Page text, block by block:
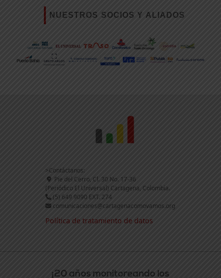
NUESTROS SOCIOS Y ALIADOS
>Contáctanos:
Pie del Cerro, Cl. 30 No. 17-36
(Periódico El Universal) Cartagena, Colombia.
(5) 649 9090 EXT. 274
comunicaciones@cartagenacomovamos.org
Política de tratamiento de datos
¡20 años monitoreando los